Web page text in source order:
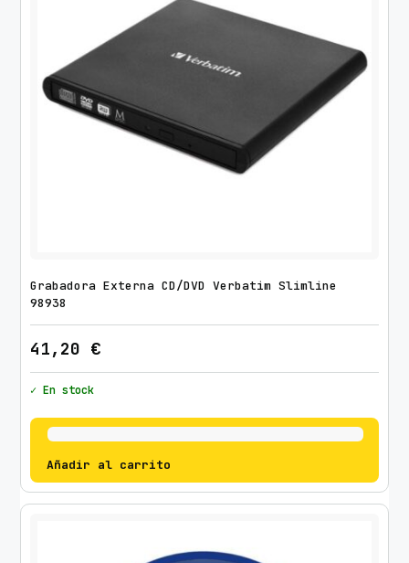
Grabadora Externa CD/DVD Verbatim Slimline
98938
41,20 €
✓ En stock
Añadir al carrito